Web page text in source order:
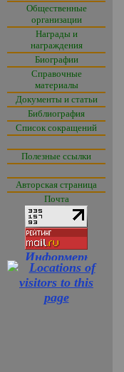
Общественные
организации
Награды и
награждения
Биографии
Справочные
материалы
Документы и статьи
Библиография
Список сокращений
Полезные ссылки
Авторская страница
Почта